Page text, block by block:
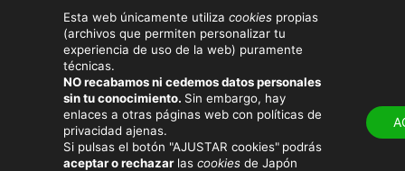
LUGARES
Noticias de actualidad en Japón
Esta web únicamente utiliza cookies propias
(archivos que permiten personalizar tu
experiencia de uso de la web) puramente
técnicas.
NO recabamos ni cedemos datos personales
sin tu conocimiento. Sin embargo, hay
enlaces a otras páginas web con políticas de
privacidad ajenas.
Si pulsas el botón "AJUSTAR cookies" podrás
aceptar o rechazarlas cookies de Japón